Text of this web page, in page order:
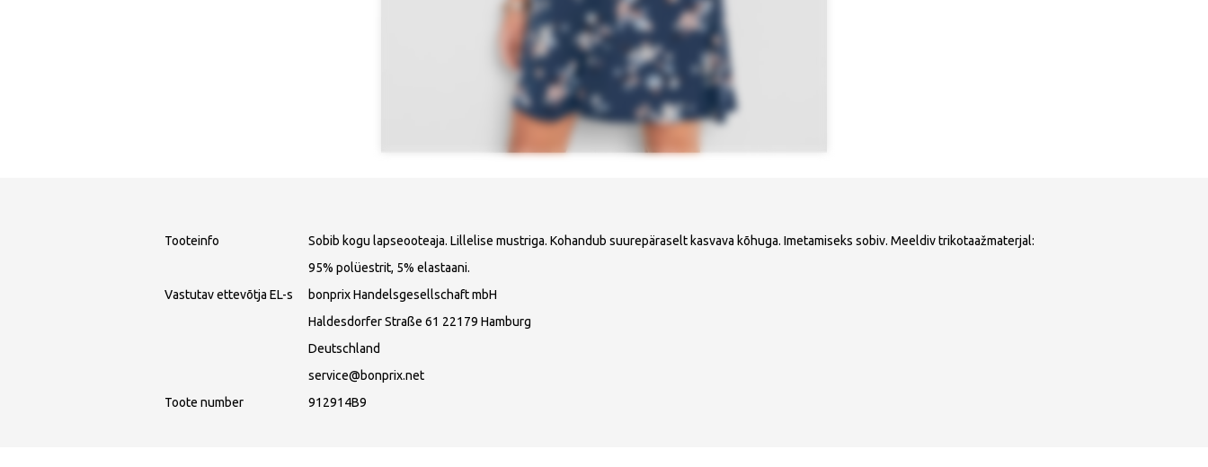
Tooteinfo
Sobib kogu lapseooteaja. Lillelise mustriga. Kohandub suurepäraselt kasvava kõhuga. Imetamiseks sobiv. Meeldiv trikotaažmaterjal:
95% polüestrit, 5% elastaani.
Vastutav ettevõtja EL-s
bonprix Handelsgesellschaft mbH
Haldesdorfer Straße 61 22179 Hamburg
Deutschland
service@bonprix.net
Toote number
912914B9